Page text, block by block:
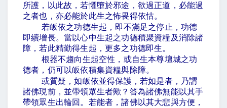
所護，以此故，若懼墮於邪途，欲過正道，必能過
之者也，亦必能於此生之怖畏得依怙。
若皈依之功德生起，即不滿足之停止，功德
即續增長。當以心中生起之功德積聚資糧及消除諸
障，若此精勤得生起，更多之功德即生。
根器不趨向生起空性，或自生本尊壇城之功
德者，仍可以皈依積集資糧與除障。
或質疑，如皈依並得保護，若如是者，乃謂
諸佛現前，並帶領眾生者歟？答為諸佛無能以其手
帶領眾生出輪回。若能者，諸佛以其大悲與方便，